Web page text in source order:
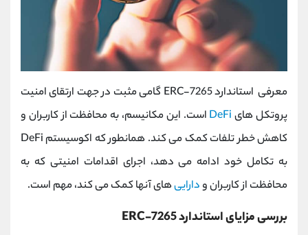
معرفی استاندارد ERC-7265 گامی مثبت در جهت ارتقای امنیت
پروتکل های DeFi است. این مکانیسم، به محافظت از کاربران و
کاهش خطر تلفات کمک می کند. همانطور که اکوسیستم DeFi
به تکامل خود ادامه می دهد، اجرای اقدامات امنیتی که به
محافظت از کاربران وداراییهای آنها کمک می کند، مهم است.
بررسی مزایای استاندارد ERC-7265